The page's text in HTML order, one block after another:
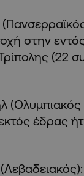
στην
(22
(Ολυμπιακός
έδρας